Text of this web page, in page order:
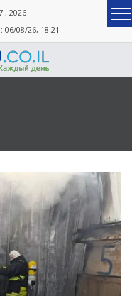
, 2026
08/26, 18:21